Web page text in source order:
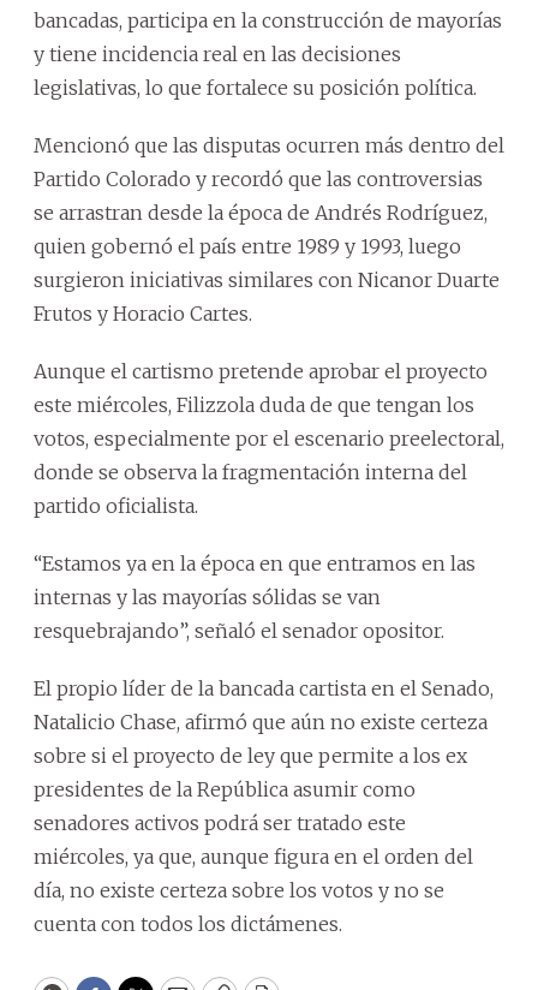
bancadas, participa en la construcción de mayorías
y tiene incidencia real en las decisiones
legislativas, lo que fortalece su posición política.
Mencionó que las disputas ocurren más dentro del
Partido Colorado y recordó que las controversias
se arrastran desde la época de Andrés Rodríguez,
quien gobernó el país entre 1989 y 1993, luego
surgieron iniciativas similares con Nicanor Duarte
Frutos y Horacio Cartes.
Aunque el cartismo pretende aprobar el proyecto
este miércoles, Filizzola duda de que tengan los
votos, especialmente por el escenario preelectoral,
donde se observa la fragmentación interna del
partido oficialista.
“Estamos ya en la época en que entramos en las
internas y las mayorías sólidas se van
resquebrajando”, señaló el senador opositor.
El propio líder de la bancada cartista en el Senado,
Natalicio Chase, afirmó que aún no existe certeza
sobre si el proyecto de ley que permite a los ex
presidentes de la República asumir como
senadores activos podrá ser tratado este
miércoles, ya que, aunque figura en el orden del
día, no existe certeza sobre los votos y no se
cuenta con todos los dictámenes.